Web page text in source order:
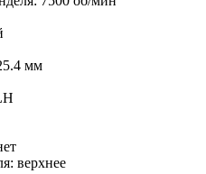
мм
верхнее